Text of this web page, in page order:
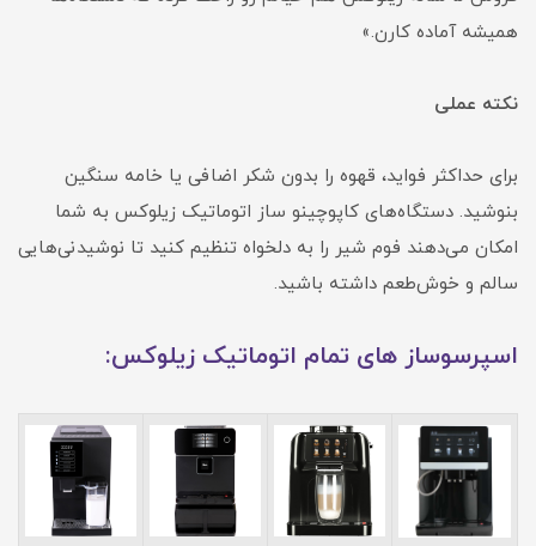
همیشه آماده کارن.»
نکته عملی
برای حداکثر فواید، قهوه را بدون شکر اضافی یا خامه سنگین
بنوشید. دستگاه‌های کاپوچینو ساز اتوماتیک زیلوکس به شما
امکان می‌دهند فوم شیر را به دلخواه تنظیم کنید تا نوشیدنی‌هایی
سالم و خوش‌طعم داشته باشید.
اسپرسوساز های تمام اتوماتیک زیلوکس: